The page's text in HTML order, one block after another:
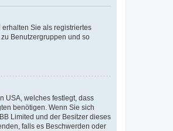
Sie als registriertes
Benutzergruppen und so
USA, welches festlegt, dass
benötigen. Wenn Sie sich
Limited und der Besitzer dieses
falls es Beschwerden oder